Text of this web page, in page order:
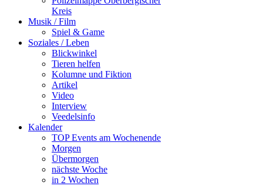
Kreis
Musik / Film
Spiel & Game
Soziales / Leben
Blickwinkel
Tieren helfen
Kolumne und Fiktion
Artikel
Video
Interview
Veedelsinfo
Kalender
TOP Events am Wochenende
Morgen
Übermorgen
nächste Woche
in 2 Wochen